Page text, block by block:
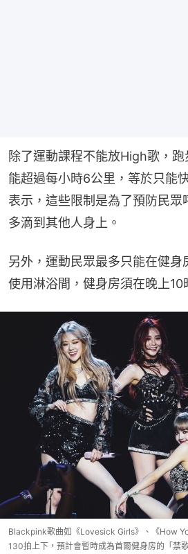
除了運動課程不能放High歌，
能超過每小時6公里，等於只能
表示，這些限制是為了預防民眾
多滴到其他人身上。
另外，運動民眾最多只能在健身
使用淋浴間，健身房須在晚上10
Blackpink歌曲如《Lovesick Girls》、《How
130拍上下，預計會暫時成為首爾健身房的「禁